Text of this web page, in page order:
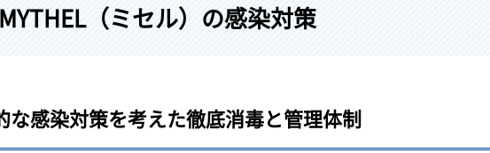
MYTHEL（ミセル）の感染対策
な感染対策を考えた徹底消毒と管理体制